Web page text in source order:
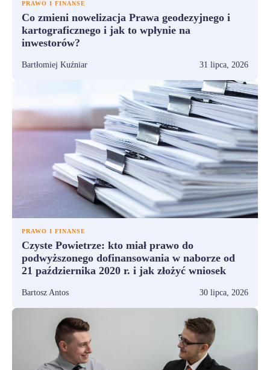
PRAWO I FINANSE
Co zmieni nowelizacja Prawa geodezyjnego i
kartograficznego i jak to wpłynie na
inwestorów?
Bartłomiej Kuźniar 31 lipca, 2026
PRAWO I FINANSE
Czyste Powietrze: kto miał prawo do
podwyższonego dofinansowania w naborze od
21 października 2020 r. i jak złożyć wniosek
Bartosz Antos 30 lipca, 2026